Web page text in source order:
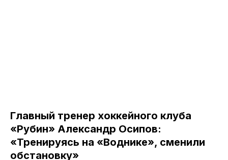
Главный тренер хоккейного клуба
«Рубин» Александр Осипов:
«Тренируясь на «Воднике», сменили
обстановку»